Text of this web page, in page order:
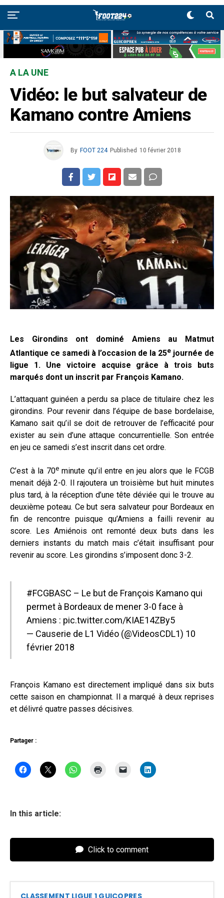
A LA UNE
Vidéo: le but salvateur de
Kamano contre Amiens
By FOOT 224 Published 10 février 2018
Les Girondins ont dominé Amiens au Matmut
Atlantique ce samedi à l’occasion de la 25e journée de
ligue 1. Une victoire acquise grâce à trois buts
marqués dont un inscrit par François Kamano.
L’attaquant guinéen a perdu sa place de titulaire chez les
girondins. Pour revenir dans l’équipe de base bordelaise,
Kamano sait qu’il se doit de retrouver de l’efficacité pour
exister au sein d’une attaque concurrentielle. Son entrée
en jeu ce samedi s’est inscrit dans cet ordre.
C’est à la 70eminute qu’il entre en jeu alors que le FCGB
menait déjà 2-0. Il rajoutera un troisième but huit minutes
plus tard, à la réception d’une tête déviée qui le trouve au
deuxième poteau. Ce but sera salvateur pour Bordeaux en
fin de rencontre puisque qu’Amiens a failli revenir au
score. Les Amiénois ont remonté deux buts dans les
derniers instants du match mais c’était insuffisant pour
revenir au score. Les girondins s’imposent donc 3-2.
#FCGBASC – Le but de François Kamano qui
permet à Bordeaux de mener 3-0 face à
Amiens : pic.twitter.com/KIAE14ZBy5
— Causerie de L1 Vidéo (@VideosCDL1) 10
février 2018
François Kamano est directement impliqué dans six buts
cette saison en championnat. Il a marqué à deux reprises
et délivré quatre passes décisives.
Partager :
In this article:
Click to comment